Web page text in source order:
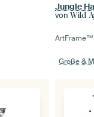
von Wild
ArtFrame™
Größe &